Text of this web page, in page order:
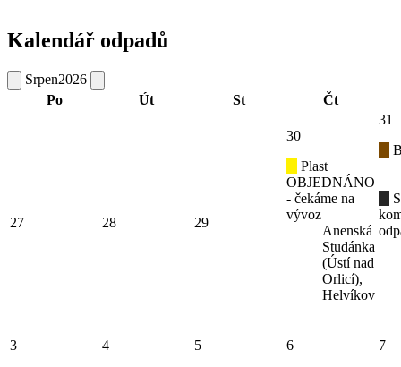
Kalendář odpadů
Srpen2026
Po
Út St Čt
27 28 29
30
Plast
OBJEDNÁNO
- čekáme na
vývoz
Anenská
Studánka
(Ústí nad
Orlicí),
Helvíkov
31
3
4
5
6
7